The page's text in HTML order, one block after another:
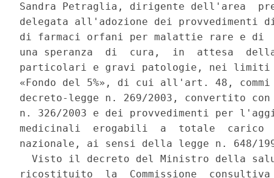
Sandra Petraglia, dirigente dell'area
delegata all'adozione dei provvedimenti
di farmaci orfani per malattie rare e di
una speranza  di  cura,  in  attesa
particolari e gravi patologie, nei
«Fondo del 5%», di cui all'art. 48,
decreto-legge n. 269/2003, convertito
n. 326/2003 e dei provvedimenti per
medicinali  erogabili  a  totale
nazionale, ai sensi della legge n. 648/
Visto il decreto del Ministro della
ricostituito  la  Commissione